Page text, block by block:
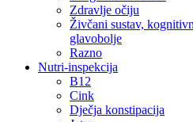
Zdravlje očiju
Živčani sustav,
glavobolje
Razno
Nutri-inspekcija
B12
Cink
Dječja konstipacija